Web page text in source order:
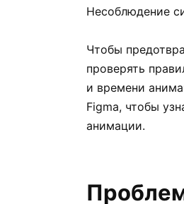
Несоблюдение
Чтобы
проверять
и времени
Figma, чтобы
анимации.